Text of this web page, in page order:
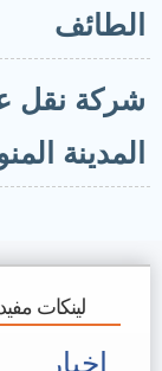
نقل
لينكات مفيدة
اخبار